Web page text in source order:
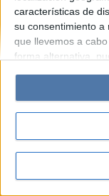
características de
su consentimiento a
que llevemos a
forma alternativa,
cambiar sus
Tenga en cuenta
personales puede
tiene el derecho de
sus preferencias o